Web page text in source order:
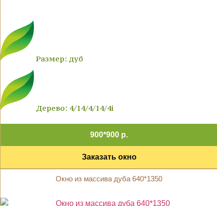
Размер: дуб
Дерево: 4/14/4/14/4i
900*900 р.
Заказать окно
Окно из массива дуба 640*1350